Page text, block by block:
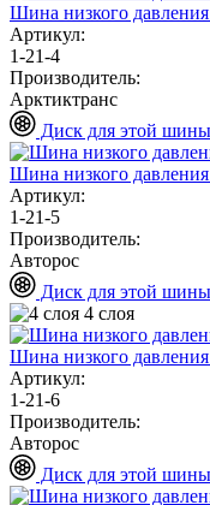
Шина низкого
Артикул:
1-21-4
Производитель:
Арктиктранс
Диск для этой шины
Шина низкого
Артикул:
1-21-5
Производитель:
Авторос
Диск для этой шины
4 слоя
Шина низкого
Артикул:
1-21-6
Производитель:
Авторос
Диск для этой шины